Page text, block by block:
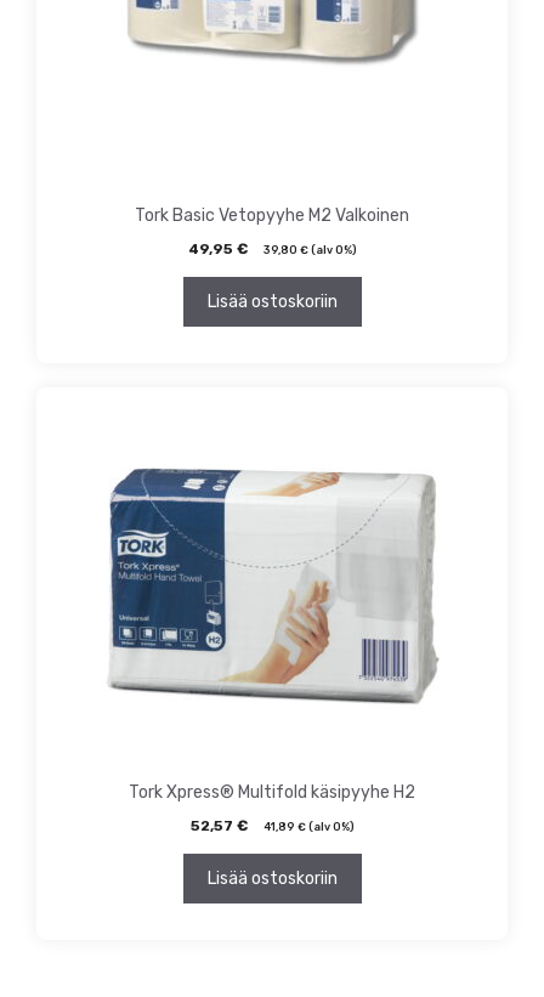
Tork Basic Vetopyyhe M2 Valkoinen
49,95 € 39,80 €(alv 0%)
Lisää ostoskoriin
Tork Xpress® Multifold käsipyyhe H2
52,57 € 41,89 €(alv 0%)
Lisää ostoskoriin